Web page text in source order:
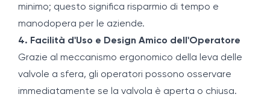
minimo; questo significa risparmio di tempo e
manodopera per le aziende.
4. Facilità d'Uso e Design Amico dell'Operatore
Grazie al meccanismo ergonomico della leva delle
valvole a sfera, gli operatori possono osservare
immediatamente se la valvola è aperta o chiusa.